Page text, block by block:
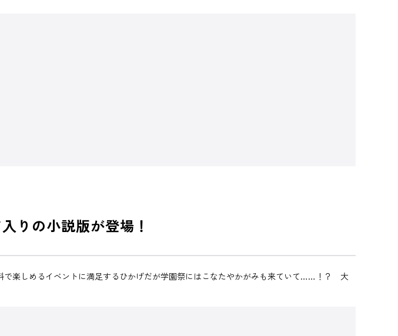
りの小説版が登場！
楽しめるイベントに満足するひかげだが学園祭にはこなたやかがみも来ていて……！？ 大